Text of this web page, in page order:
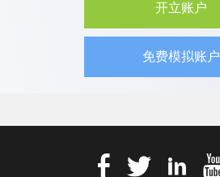
开立账户
免费模拟账户